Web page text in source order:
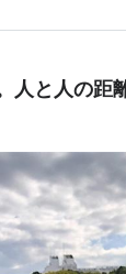
人と人の距